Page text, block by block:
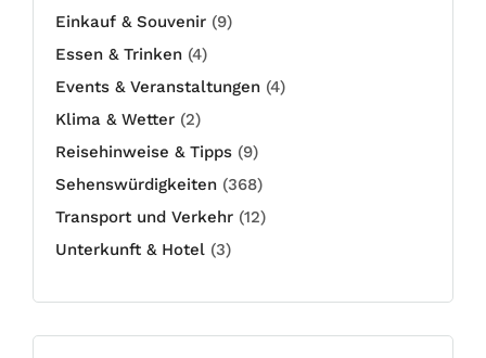
Einkauf & Souvenir (9)
Essen & Trinken (4)
Events & Veranstaltungen (4)
Klima & Wetter (2)
Reisehinweise & Tipps (9)
Sehenswürdigkeiten (368)
Transport und Verkehr (12)
Unterkunft & Hotel (3)